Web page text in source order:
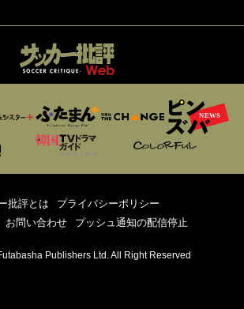
批評とは
プライバシーポリシー
お問い合わせ プッシュ通知の配信停止
Publishers Ltd. All Right Reserved